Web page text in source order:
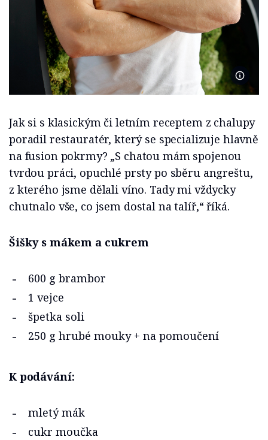
Jak si s klasickým či letním receptem z chalupy
poradil restauratér, který se specializuje hlavně
na fusion pokrmy? „S chatou mám spojenou
tvrdou práci, opuchlé prsty po sběru angreštu,
z kterého jsme dělali víno. Tady mi vždycky
chutnalo vše, co jsem dostal na talíř,“ říká.
Šišky s mákem a cukrem
600 g brambor
1 vejce
špetka soli
250 g hrubé mouky + na pomoučení
K podávání:
mletý mák
cukr moučka